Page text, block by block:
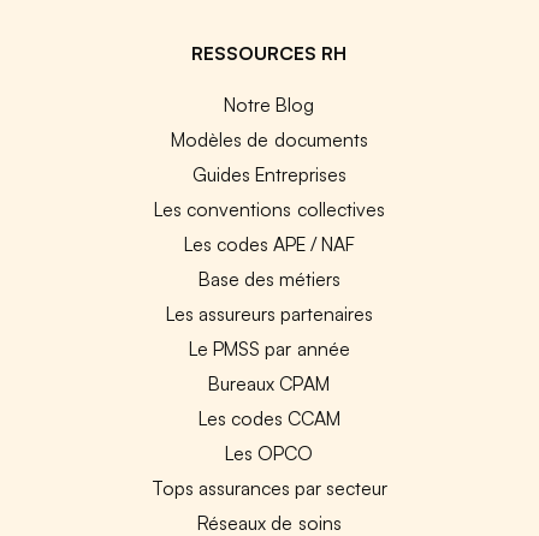
RESSOURCES RH
Notre Blog
Modèles de documents
Guides Entreprises
Les conventions collectives
Les codes APE / NAF
Base des métiers
Les assureurs partenaires
Le PMSS par année
Bureaux CPAM
Les codes CCAM
Les OPCO
Tops assurances par secteur
Réseaux de soins